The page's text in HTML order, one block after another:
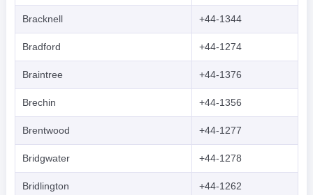
Bracknell +44-1344
Bradford +44-1274
Braintree +44-1376
Brechin +44-1356
Brentwood +44-1277
Bridgwater +44-1278
Bridlington +44-1262